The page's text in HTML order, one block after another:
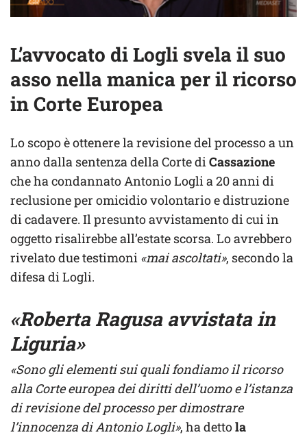
L’avvocato di Logli svela il suo
asso nella manica per il ricorso
in Corte Europea
Lo scopo è ottenere la revisione del processo a un
anno dalla sentenza della Corte diCassazione
che ha condannato Antonio Logli a 20 anni di
reclusione per omicidio volontario e distruzione
di cadavere. Il presunto avvistamento di cui in
oggetto risalirebbe all’estate scorsa. Lo avrebbero
rivelato due testimoni «mai ascoltati», secondo la
difesa di Logli.
«Roberta Ragusa avvistata in
Liguria»
«Sono gli elementi sui quali fondiamo il ricorso
alla Corte europea dei diritti dell’uomo e l’istanza
di revisione del processo per dimostrare
l’innocenza di Antonio Logli», ha dettola